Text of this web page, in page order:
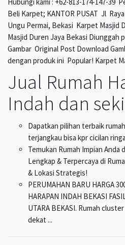
Beli Karpet; KANTOR PUSAT Jl
Ungu Permai, Bekasi Karpet Masjid
Masjid Duren Jaya Bekasi Diunggah
Gambar Original Post Download
dengan produk ini Popular! Karpet
Jual Rumah
Indah dan
Dapatkan pilihan terbaik
terjangkau bisa kpr cicilan
Temukan Rumah Impian Anda
Lengkap & Terpercaya di
& Lokasi Strategis!
PERUMAHAN BARU HARGA
HARAPAN INDAH BEKASI
UTARA BEKASI. Rumah
dekat ...